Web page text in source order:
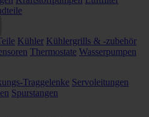
Kühler Kühlergrills & -zubehör
Thermostate Wasserpumpen
Traggelenke Servoleitungen
Spurstangen